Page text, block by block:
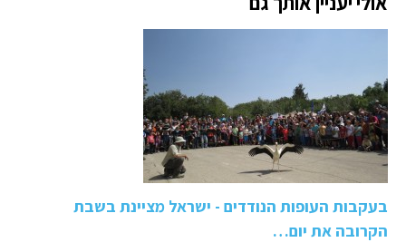
בעקבות העופות הנודדים - ישראל מציינת בשבת
הקרובה את יום…